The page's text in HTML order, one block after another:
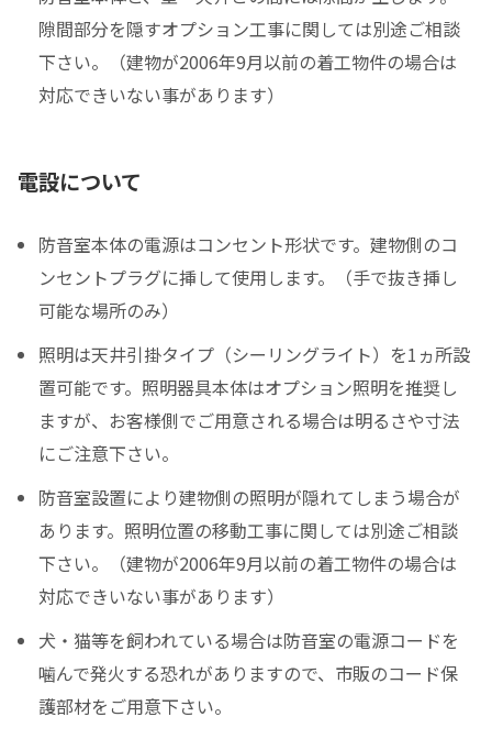
隙間部分を隠すオプション工事に関しては別途ご相談
下さい。（建物が2006年9月以前の着工物件の場合は
対応できいない事があります）
電設について
防音室本体の電源はコンセント形状です。建物側のコ
ンセントプラグに挿して使用します。（手で抜き挿し
可能な場所のみ）
照明は天井引掛タイプ（シーリングライト）を1ヵ所設
置可能です。照明器具本体はオプション照明を推奨し
ますが、お客様側でご用意される場合は明るさや寸法
にご注意下さい。
防音室設置により建物側の照明が隠れてしまう場合が
あります。照明位置の移動工事に関しては別途ご相談
下さい。（建物が2006年9月以前の着工物件の場合は
対応できいない事があります）
犬・猫等を飼われている場合は防音室の電源コードを
噛んで発火する恐れがありますので、市販のコード保
護部材をご用意下さい。